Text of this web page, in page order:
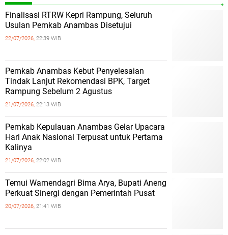
Finalisasi RTRW Kepri Rampung, Seluruh
Usulan Pemkab Anambas Disetujui
22/07/2026, 22:39 WIB
Pemkab Anambas Kebut Penyelesaian
Tindak Lanjut Rekomendasi BPK, Target
Rampung Sebelum 2 Agustus
21/07/2026, 22:13 WIB
Pemkab Kepulauan Anambas Gelar Upacara
Hari Anak Nasional Terpusat untuk Pertama
Kalinya
21/07/2026, 22:02 WIB
Temui Wamendagri Bima Arya, Bupati Aneng
Perkuat Sinergi dengan Pemerintah Pusat
20/07/2026, 21:41 WIB